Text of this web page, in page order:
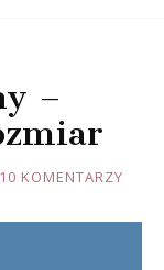
–
10 KOMENTARZY